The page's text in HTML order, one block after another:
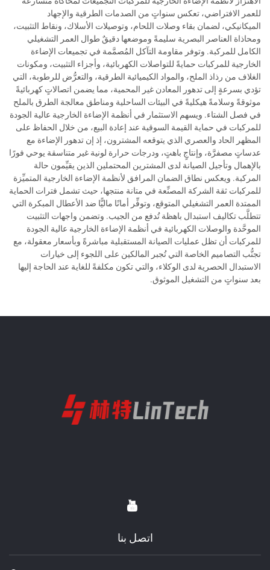
للعمر الافتراضي، تعكس سنواتٍ من الصدمات الطرقية والإجهاد
الميكانيكي، لضمان بقاء وصلات اللحام، وتوصيلات الأسلاك، ونقاط التثبيت،
ومحاذاة العناصر البصرية سليمةً وموضعها دقيقٌ طوال العمر التشغيلي
الكامل للمركبة. وتوفر مقاومة التآكل المُصمَّمة في تجميعات الإضاءة
الخارجية للمركبات حمايةً للتواصلات الكهربائية، وأجزاء التثبيت، ومكونات
الغلاف من رذاذ الملح، والمواد الكيميائية الطرقية، والتعرُّض للرطوبة، التي
تؤدي بسرعةٍ إلى تدهور المعادن غير المحمية، مما يضمن اتصالاتٍ كهربائيةً
موثوقةً وسلامةً هيكليةً في البيئات الساحلية ومناطق معالجة الطرق بالملح
في فصل الشتاء. ويسهم الاستثمار في أنظمة الإضاءة الخارجية عالية الجودة
للمركبات في حماية القيمة السوقية عند إعادة البيع، من خلال الحفاظ على
المظهر الحاد والعصري الذي يتوقعه المشترون، إذ إن تدهور الإضاءة مع
عدساتٍ مصفرَّة، وإنتاجٍ باهتٍ، ودرجات حرارة لونية غير متناسقة يوحي فورًا
بالإهمال وتأجيل الصيانة لدى المشترين المحتملين الذين يقيِّمون حالة
المركبة. ويعكس نطاق الضمان المرافق لأنظمة الإضاءة الخارجية المتميِّزة
للمركبات ثقة الشركة المصنِّعة في متانة منتجها، حيث تشمل فترات الحماية
الممتدة العمر التشغيلي المتوقع، وتوفِّر أمانًا ماليًّا ضد الأعطال المبكرة التي
تتطلَّب تكاليف استبدال باهظة تُدفع من الجيب. وتضمن واجهات التثبيت
الموحَّدة والوصلات الكهربائية في أنظمة الإضاءة الخارجية عالية الجودة
للمركبات أن تظل عمليات الصيانة المستقبلية مباشرةً وبأسعار معقولة، مع
تجنُّب التصاميم الخاصة التي تُجبر المالكين على اللجوء إلى خيارات
الاستبدال الحصرية لدى الوكلاء، والتي تكون مكلفةً للغاية عند الحاجة إليها
بعد سنواتٍ من التشغيل الموثوق.
اتصل بنا